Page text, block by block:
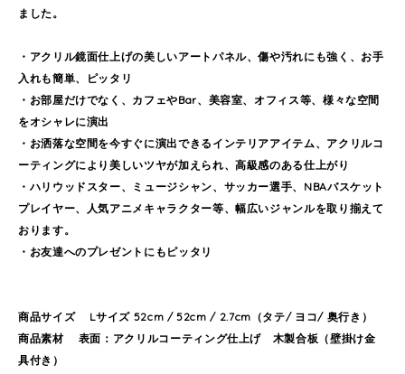
ました。
・アクリル鏡面仕上げの美しいアートパネル、傷や汚れにも強く、お手
入れも簡単、ピッタリ
・お部屋だけでなく、カフェやBar、美容室、オフィス等、様々な空間
をオシャレに演出
・お洒落な空間を今すぐに演出できるインテリアアイテム、アクリルコ
ーティングにより美しいツヤが加えられ、高級感のある仕上がり
・ハリウッドスター、ミュージシャン、サッカー選手、NBAバスケット
プレイヤー、人気アニメキャラクター等、幅広いジャンルを取り揃えて
おります。
・お友達へのプレゼントにもピッタリ
商品サイズ Lサイズ 52cm / 52cm / 2.7cm（タテ/ ヨコ/ 奥行き）
商品素材 表面：アクリルコーティング仕上げ 木製合板（壁掛け金
具付き）